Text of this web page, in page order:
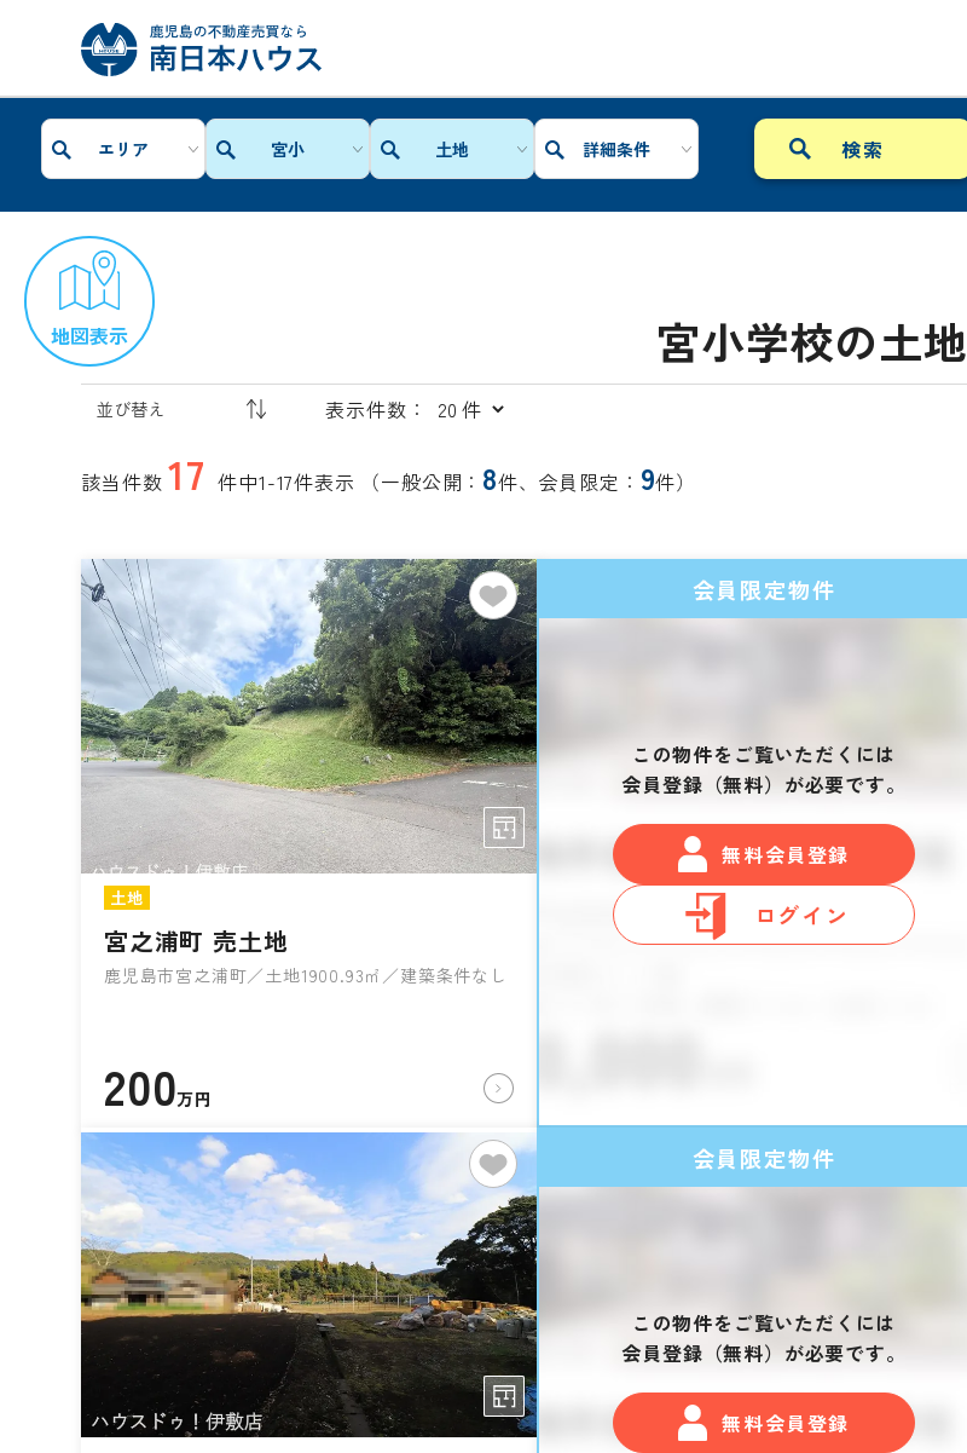
エリア 宮小 土地 詳細条件
地図表示 宮小学校の土地
表示件数：
該当件数 17 件中1-17件表示 （一般公開： 8件、会員限定： 9件）
土地
宮之浦町 売土地
鹿児島市宮之浦町／土地1900.93㎡／建築条件なし
200万円
会員限定物件
この物件をご覧いただくには
会員登録（無料）が必要です。
無料会員登録
ログイン
会員限定物件
この物件をご覧いただくには
会員登録（無料）が必要です。
無料会員登録